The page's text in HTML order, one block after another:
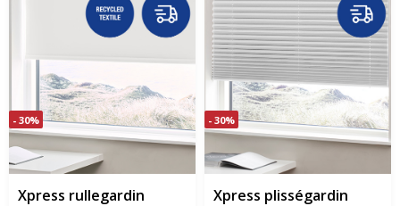
- 30%
Xpress rullegardin
- 30%
Xpress plisségardin